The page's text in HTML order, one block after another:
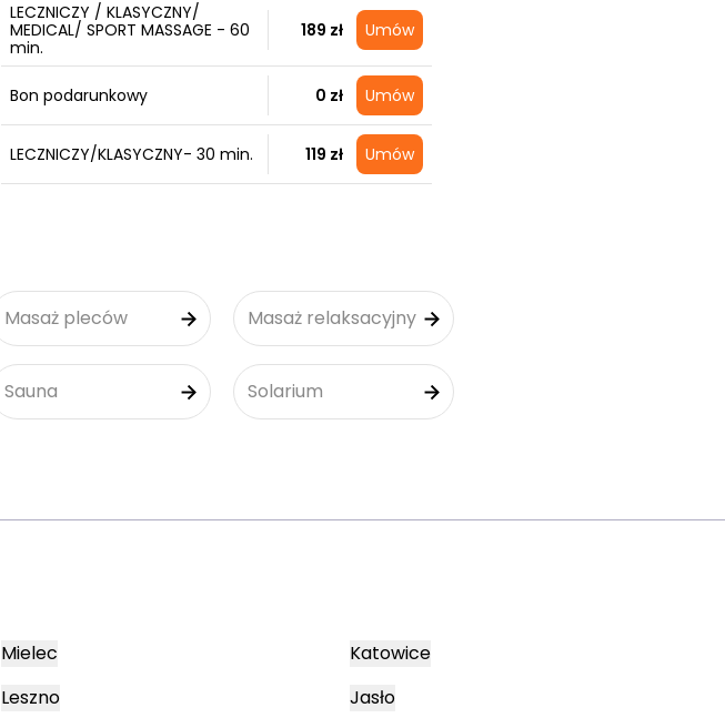
LECZNICZY / KLASYCZNY/
MEDICAL/ SPORT MASSAGE - 60
min.
189 zł Umów
Bon podarunkowy 0 zł Umów
LECZNICZY/KLASYCZNY- 30 min. 119 zł Umów
Masaż pleców Masaż relaksacyjny
Sauna Solarium
Mielec
Leszno
Katowice
Jasło